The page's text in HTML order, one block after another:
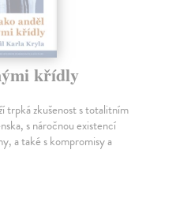
křídly
trpká zkušenost s totalitním
s náročnou existencí
a také s kompromisy a